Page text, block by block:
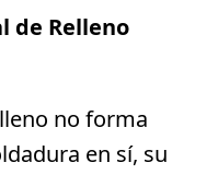
de Relleno
no forma
en sí, su